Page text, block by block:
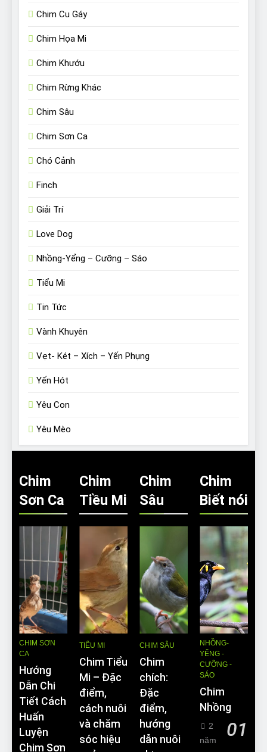
Chim Cu Gáy
Chim Họa Mi
Chim Khướu
Chim Rừng Khác
Chim Sâu
Chim Sơn Ca
Chó Cảnh
Finch
Giải Trí
Love Dog
Nhồng-Yểng – Cưỡng – Sáo
Tiểu Mi
Tin Tức
Vành Khuyên
Vẹt- Két – Xích – Yến Phụng
Yến Hót
Yêu Con
Yêu Mèo
Chim
Sơn Ca
CHIM SƠN
CA
Hướng
Dẫn Chi
Tiết Cách
Huấn
Luyện
Chim Sơn
Chim
Tiều Mi
TIỂU MI
Chim Tiểu
Mi – Đặc
điểm,
cách nuôi
và chăm
sóc hiệu
Chim
Sâu
CHIM SÂU
Chim
chích:
Đặc
điểm,
hướng
dẫn nuôi
Chim
Biết nói
NHỒNG-
YỂNG -
CƯỠNG -
SÁO
Chim
Nhồng
01
2
năm